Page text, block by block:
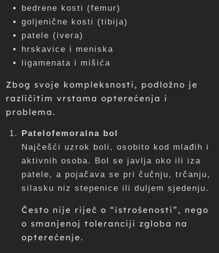
bedrene kosti (femur)
goljenične kosti (tibija)
patele (ivera)
hrskavice i meniska
ligamenata i mišića
Zbog svoje kompleksnosti, podložno je
različitim vrstama opterećenja i
problema.
Patelofemoralna bol
Najčešći uzrok boli, osobito kod mlađih i
aktivnih osoba. Bol se javlja oko ili iza
patele, a pojačava se pri čučnju, trčanju,
silasku niz stepenice ili duljem sjedenju.
Često nije riječ o “istrošenosti”, nego
o smanjenoj toleranciji zgloba na
opterećenje.